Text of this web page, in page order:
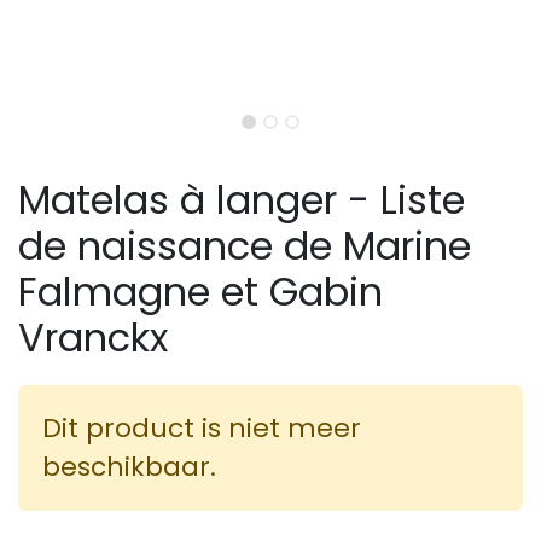
Matelas à langer - Liste
de naissance de Marine
Falmagne et Gabin
Vranckx
Dit product is niet meer
beschikbaar.